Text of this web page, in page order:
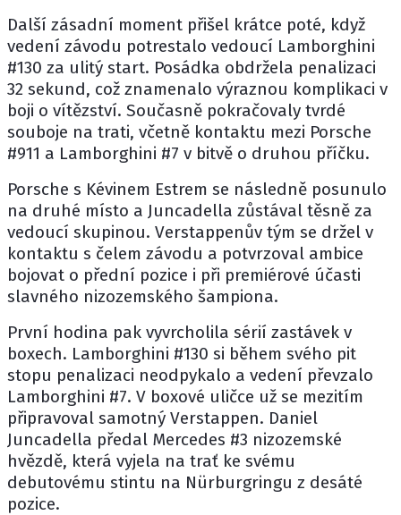
Další zásadní moment přišel krátce poté, když
vedení závodu potrestalo vedoucí Lamborghini
#130 za ulitý start. Posádka obdržela penalizaci
32 sekund, což znamenalo výraznou komplikaci v
boji o vítězství. Současně pokračovaly tvrdé
souboje na trati, včetně kontaktu mezi Porsche
#911 a Lamborghini #7 v bitvě o druhou příčku.
Porsche s Kévinem Estrem se následně posunulo
na druhé místo a Juncadella zůstával těsně za
vedoucí skupinou. Verstappenův tým se držel v
kontaktu s čelem závodu a potvrzoval ambice
bojovat o přední pozice i při premiérové účasti
slavného nizozemského šampiona.
První hodina pak vyvrcholila sérií zastávek v
boxech. Lamborghini #130 si během svého pit
stopu penalizaci neodpykalo a vedení převzalo
Lamborghini #7. V boxové uličce už se mezitím
připravoval samotný Verstappen. Daniel
Juncadella předal Mercedes #3 nizozemské
hvězdě, která vyjela na trať ke svému
debutovému stintu na Nürburgringu z desáté
pozice.